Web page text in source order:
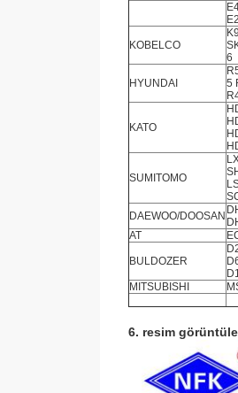
KOBELCO
6
HYUNDAI
5
KATO
SUMITOMO
DAEWOO/DOOSAN
AT
BULDOZER
MITSUBISHI
6. resim